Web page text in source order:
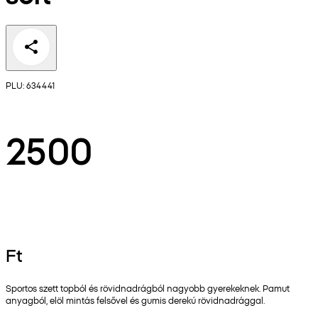
PLU: 634441
2500
Ft
Sportos szett topból és rövidnadrágból nagyobb gyerekeknek. Pamut
anyagból, elöl mintás felsővel és gumis derekú rövidnadrággal.